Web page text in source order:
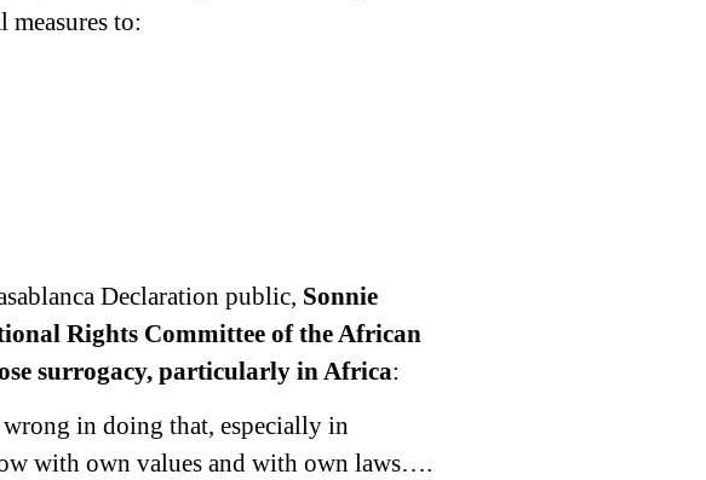
to:
Declaration public, Sonnie
Rights Committee of the African
surrogacy, particularly in Africa:
in doing that, especially in
with own values and with own laws….